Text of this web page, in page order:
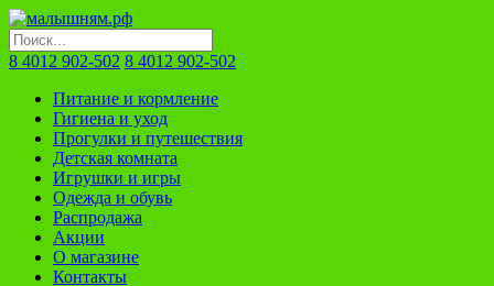
8 4012 902-502 8 4012 902-502
Питание и кормление
Гигиена и уход
Прогулки и путешествия
Детская комната
Игрушки и игры
Одежда и обувь
Распродажа
Акции
О магазине
Контакты